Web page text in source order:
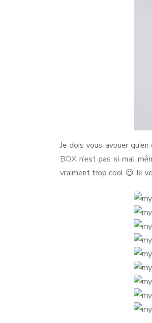
Je dois vous avouer
BOX n’est pas si mal
vraiment trop cool 😉 Je